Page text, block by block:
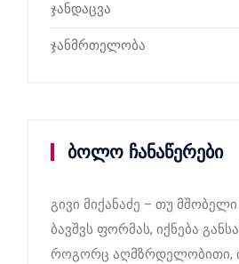
ჯანდაცვა
ჯანმრთელობა
ბოლო ჩანაწერები
გივი მიქანაძე – თუ
ბავშვს ფორმას, იქნება
როგორც აღმზრდელობითი,